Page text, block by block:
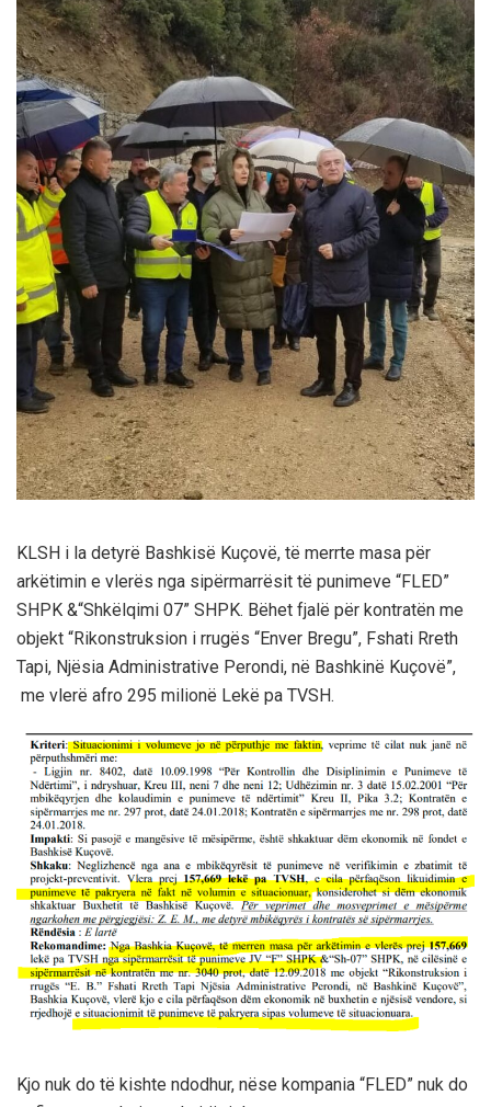
KLSH i la detyrë Bashkisë Kuçovë, të merrte masa për
arkëtimin e vlerës nga sipërmarrësit të punimeve “FLED”
SHPK &“Shkëlqimi 07” SHPK. Bëhet fjalë për kontratën me
objekt “Rikonstruksion i rrugës “Enver Bregu”, Fshati Rreth
Tapi, Njësia Administrative Perondi, në Bashkinë Kuçovë”,
me vlerë afro 295 milionë Lekë pa TVSH.
Kjo nuk do të kishte ndodhur, nëse kompania “FLED” nuk do